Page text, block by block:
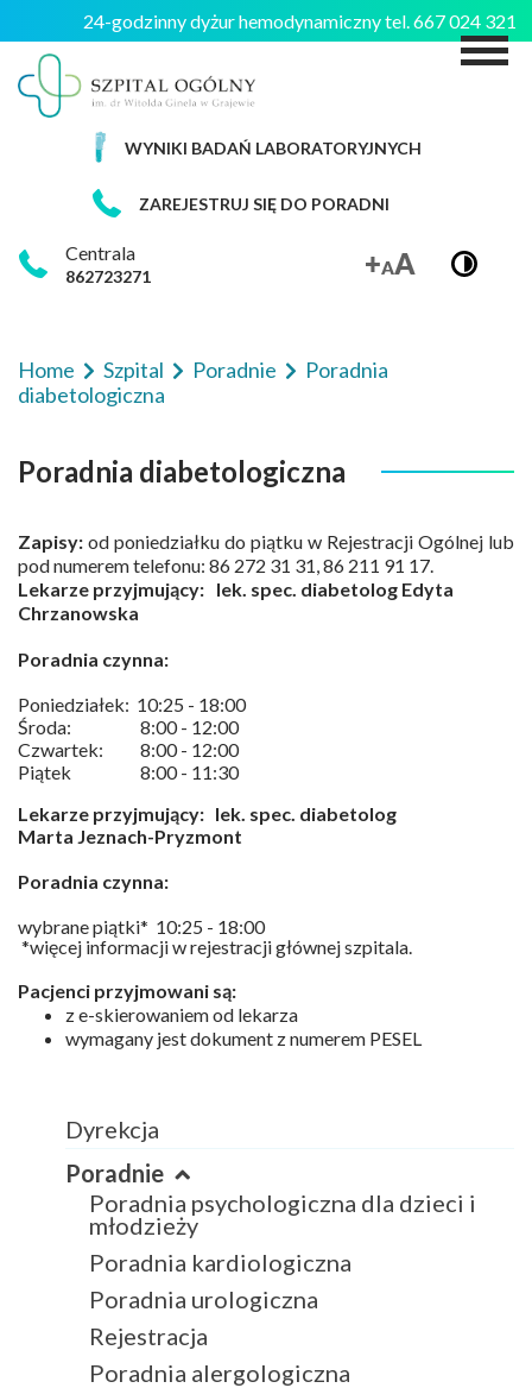
24-godzinny dyżur hemodynamiczny tel. 667 024 321
WYNIKI BADAŃ LABORATORYJNYCH
ZAREJESTRUJ SIĘ DO PORADNI
Centrala
862723271
Home Szpital Poradnie
Poradnia
diabetologiczna
Dyrekcja
Poradnie
Poradnia psychologiczna dla dzieci i
młodzieży
Poradnia kardiologiczna
Poradnia urologiczna
Rejestracja
Poradnia alergologiczna
Poradnia diabetologiczna
Zapisy: od poniedziałku do piątku w Rejestracji Ogólnej lub
pod numerem telefonu: 86 272 31 31, 86 211 91 17.
Lekarze przyjmujący: lek. spec. diabetolog Edyta
Chrzanowska
Poradnia czynna:
Poniedziałek: 10:25 - 18:00
Środa:
8:00 - 12:00
Czwartek:
8:00 - 12:00
Piątek
8:00 - 11:30
Lekarze przyjmujący: lek. spec. diabetolog
Marta Jeznach-Pryzmont
Poradnia czynna:
wybrane piątki* 10:25 - 18:00
*więcej informacji w rejestracji głównej szpitala.
Pacjenci przyjmowani są:
z e-skierowaniem od lekarza
wymagany jest dokument z numerem PESEL